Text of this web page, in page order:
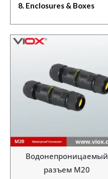
8. Enclosures & Boxes
Водонепроницаемый
разъем M20